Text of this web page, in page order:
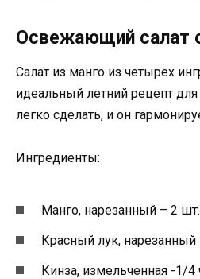
Освежающий салат
Салат из манго из четырех
идеальный летний рецепт для
легко сделать, и он
Ингредиенты:
Манго, нарезанный – 2 шт.
Красный лук,
Кинза, измельченная -1/